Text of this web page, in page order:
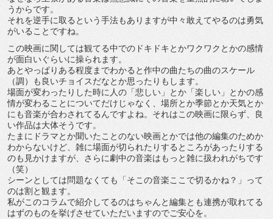
うからです。
それを逆手に取るという手法もありますが中々敢えてやるのは勇気
がいることですね。
この映画に関しては観てる中でのドキドキとかワクワクとかの感情
が面白いぐらいに操られます。
あとやっぱりある程度までわかると作中の曲たちの曲のスケール
（調）も良いチョイスだなとか思ったりもします。
場面が変わったりした時に人の「悲しい」とか「楽しい」とかの感
情が変わることについてだけじゃなく、場所とか季節とか天気とか
にも音楽が合わされてるんですよね。それはこの映画に限らず、良
い作品は大体そうです。
たまにドラマとか聞いたことのない映画とかでは他の編集のためか
わからないけど、雑に場面が切られたりするところがあったりする
のも見かけますが、さらに劇中の音楽はもっと雑に扱われがちです
（笑）
シーンとしては問題なくても「そこの音楽ここで切るかね？」って
のは割と観ます。
私がこのコラムで紹介してるのはちゃんと編集とも連携が取れてる
はずのものを挙げさせていただいますのでご安心を。